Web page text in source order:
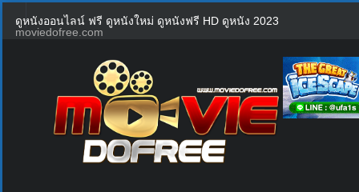
ดูหนังออนไลน์ ฟรี ดูหนังใหม่ ดูหนังฟรี HD ดูหนัง 2023
moviedofree.com